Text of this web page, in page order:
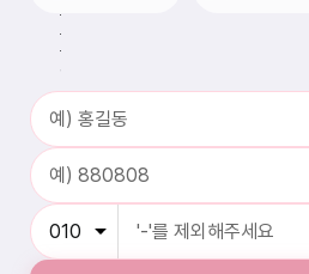
부
부
운
전
자
보
험
은
자
동
차
운
전
중